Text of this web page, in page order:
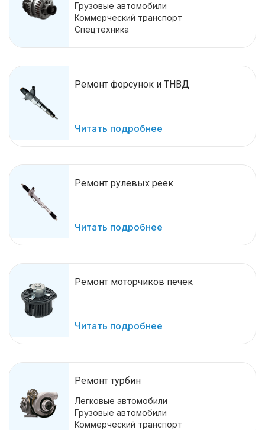
Грузовые автомобили
Коммерческий транспорт
Спецтехника
Ремонт форсунок и ТНВД
Читать подробнее
Ремонт рулевых реек
Читать подробнее
Ремонт моторчиков печек
Читать подробнее
Ремонт турбин
Легковые автомобили
Грузовые автомобили
Коммерческий транспорт